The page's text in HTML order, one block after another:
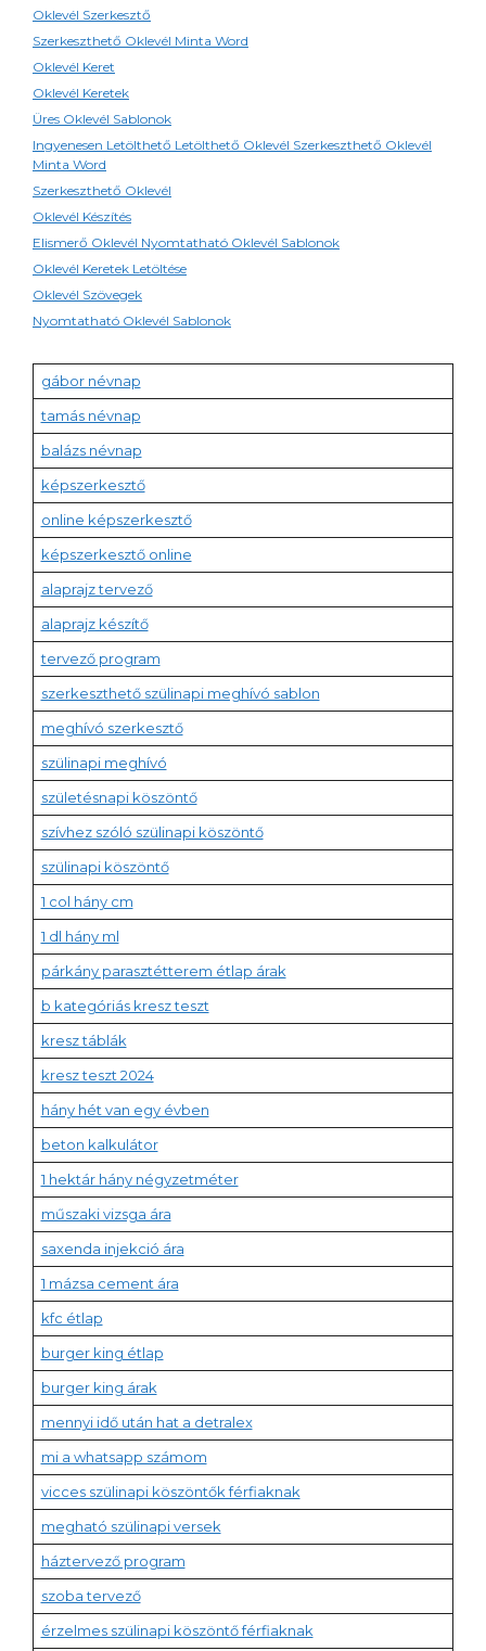
Oklevél Szerkesztő
Szerkeszthető Oklevél Minta Word
Oklevél Keret
Oklevél Keretek
Üres Oklevél Sablonok
Ingyenesen Letölthető Letölthető Oklevél Szerkeszthető Oklevél
Minta Word
Szerkeszthető Oklevél
Oklevél Készítés
Elismerő Oklevél Nyomtatható Oklevél Sablonok
Oklevél Keretek Letöltése
Oklevél Szövegek
Nyomtatható Oklevél Sablonok
gábor névnap
tamás névnap
balázs névnap
képszerkesztő
online képszerkesztő
képszerkesztő online
alaprajz tervező
alaprajz készítő
tervező program
szerkeszthető szülinapi meghívó sablon
meghívó szerkesztő
szülinapi meghívó
születésnapi köszöntő
szívhez szóló szülinapi köszöntő
szülinapi köszöntő
1 col hány cm
1 dl hány ml
párkány parasztétterem étlap árak
b kategóriás kresz teszt
kresz táblák
kresz teszt 2024
hány hét van egy évben
beton kalkulátor
1 hektár hány négyzetméter
műszaki vizsga ára
saxenda injekció ára
1 mázsa cement ára
kfc étlap
burger king étlap
burger king árak
mennyi idő után hat a detralex
mi a whatsapp számom
vicces szülinapi köszöntők férfiaknak
megható szülinapi versek
háztervező program
szoba tervező
érzelmes szülinapi köszöntő férfiaknak